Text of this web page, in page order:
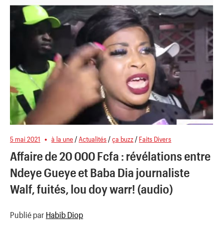
5 mai 2021 à la une /Actualités /ça buzz / Faits Divers
Affaire de 20 000 Fcfa : révélations entre
Ndeye Gueye et Baba Dia journaliste
Walf, fuités, lou doy warr! (audio)
Publié par Habib Diop